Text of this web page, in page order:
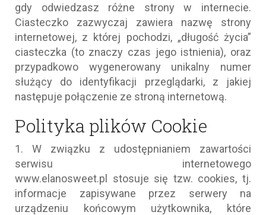
gdy odwiedzasz różne strony w internecie.
Ciasteczko zazwyczaj zawiera nazwę strony
internetowej, z której pochodzi, „długość życia”
ciasteczka (to znaczy czas jego istnienia), oraz
przypadkowo wygenerowany unikalny numer
służący do identyfikacji przeglądarki, z jakiej
następuje połączenie ze stroną internetową.
Polityka plików Cookie
1. W związku z udostępnianiem zawartości
serwisu internetowego
www.elanosweet.pl stosuje się tzw. cookies, tj.
informacje zapisywane przez serwery na
urządzeniu końcowym użytkownika, które